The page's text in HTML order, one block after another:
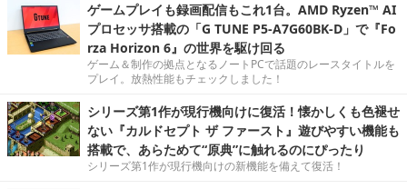
ゲームプレイも録画配信もこれ1台。AMD Ryzen™ AI
プロセッサ搭載の「G TUNE P5-A7G60BK-D」で『Fo
rza Horizon 6』の世界を駆け回る
ゲーム＆制作の拠点となるノートPCで話題のレースタイトルを
プレイ。放熱性能もチェックしました！
シリーズ第1作が現行機向けに復活！懐かしくも色褪せ
ない『カルドセプト ザ ファースト』遊びやすい機能も
搭載で、あらためて“原典”に触れるのにぴったり
シリーズ第1作が現行機向けの新機能を備えて復活！